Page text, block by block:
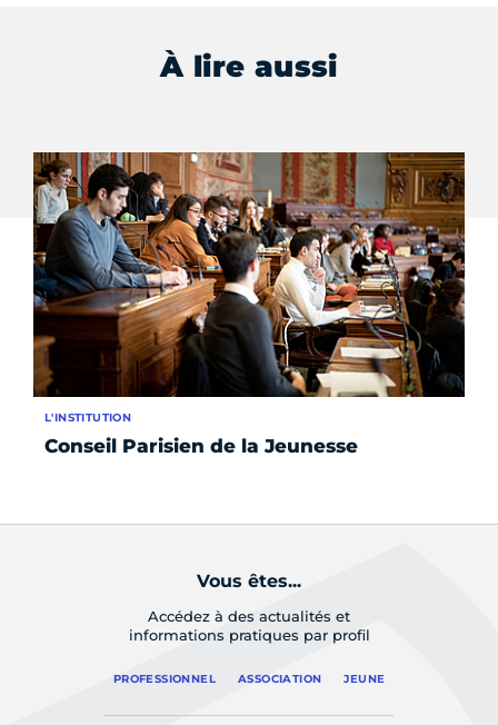
À lire aussi
Conseil Parisien de la Jeunesse
L'INSTITUTION
Vous êtes...
Accédez à des actualités et
informations pratiques par profil
PROFESSIONNEL ASSOCIATION JEUNE